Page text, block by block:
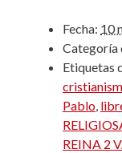
Fecha: 10
Categoría
Etiquetas
Pablo
REINA 2